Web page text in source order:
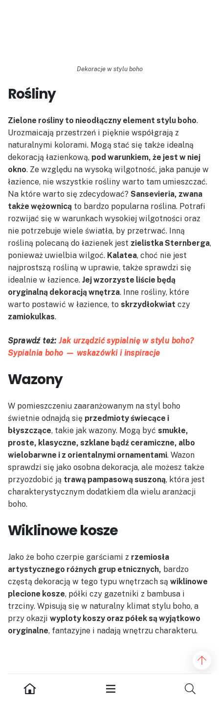
Dekoracje w stylu boho
Rośliny
Zielone rośliny to nieodłączny element stylu boho.
Urozmaicają przestrzeń i pięknie współgrają z
naturalnymi kolorami. Mogą stać się także idealną
dekoracją łazienkową, pod warunkiem, że jest w niej
okno. Ze względu na wysoką wilgotność, jaka panuje w
łazience, nie wszystkie rośliny warto tam umieszczać.
Na które warto się zdecydować? Sansevieria, zwana
także wężownicą to bardzo popularna roślina. Potrafi
rozwijać się w warunkach wysokiej wilgotności oraz
nie potrzebuje wiele światła, by przetrwać. Inną
rośliną polecaną do łazienek jest zielistka Sternberga,
ponieważ uwielbia wilgoć. Kalatea, choć nie jest
najprostszą rośliną w uprawie, także sprawdzi się
idealnie w łazience. Jej wzorzyste liście będą
oryginalną dekoracją wnętrza. Inne rośliny, które
warto postawić w łazience, to skrzydłokwiat czy
zamiokulkas.
Sprawdź też:Jak urządzić sypialnię w stylu boho?
Sypialnia boho — wskazówki i inspiracje
Wazony
W pomieszczeniu zaaranżowanym na styl boho
świetnie odnajdą się przedmioty świecące i
błyszczące, takie jak wazony. Mogą być smukłe,
proste, klasyczne, szklane bądź ceramiczne, albo
wielobarwne i z orientalnymi ornamentami. Wazon
sprawdzi się jako osobna dekoracja, ale możesz także
przyozdobić ją trawą pampasową suszoną, która jest
charakterystycznym dodatkiem dla wielu aranżacji
boho.
Wiklinowe kosze
Jako że boho czerpie garściami z rzemiosła
artystycznego różnych grup etnicznych, bardzo
częstą dekoracją w tego typu wnętrzach są wiklinowe
plecione kosze, półki czy gazetniki z bambusa i
trzciny. Wpisują się w naturalny klimat stylu boho, a
przy okazji wyploty koszy oraz półek są wyjątkowo
oryginalne, fantazyjne i nadają wnętrzu charakteru.